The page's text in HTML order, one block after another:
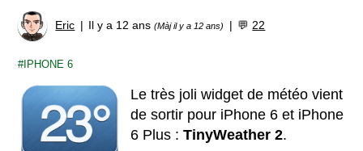
Eric Il y a 12 ans(Màj il y a 12 ans) 💬22
IPHONE 6
Le très joli widget de météo vient
de sortir pour iPhone 6 et iPhone
6 Plus :TinyWeather 2.